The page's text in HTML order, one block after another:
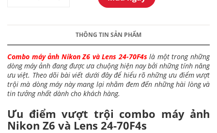
THÔNG TIN SẢN PHẨM
Combo máy ảnh Nikon Z6 và Lens 24-70F4s là một trong những
dòng máy ảnh đang được ưa chuộng hiện nay bởi những tính năng
ưu việt. Theo dõi bài viết dưới đây để hiểu rõ những ưu điểm vượt
trội mà dòng máy này mang lại nhằm đem đến những hài lòng và
tin tưởng nhất dành cho khách hàng.
Ưu điểm vượt trội combo máy ảnh
Nikon Z6 và Lens 24-70F4s